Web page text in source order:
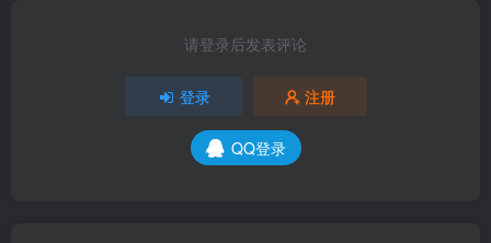
请登录后发表评论
登录 注册
QQ登录